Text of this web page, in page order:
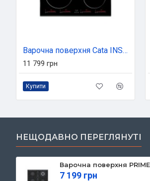
Варочна поверхня Cata INSB 6004 BK
11 799 грн
Купити
НЕЩОДАВНО ПЕРЕГЛЯНУТІ
7 199 грн